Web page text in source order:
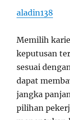
aladin138
Memilih
keputusan
sesuai
dapat
jangka
pilihan